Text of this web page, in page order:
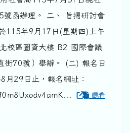
函辦理。 二、 旨揭研討會
115年9月17日(星期四)上午
校區圖資大樓 B2 國際會議
街70號）舉辦。 (二) 報名日
月29日止，報名網址：
觀看